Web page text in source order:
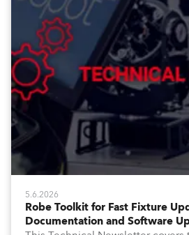
5.6.2026
Robe Toolkit for Fast Fixture
Documentation and Software